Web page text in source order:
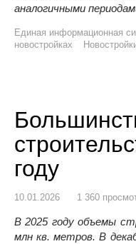
аналогичными
Единая информационная
новостройках
году
10.01.2026 1 360
В 2025 году объемы
млн кв. метров. В